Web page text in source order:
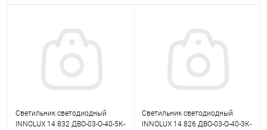
Светильник светодиодный
INNOLUX 14 832 ДВО-03-О-40-5К-
Светильник светодиодный
INNOLUX 14 826 ДВО-03-О-40-3К-